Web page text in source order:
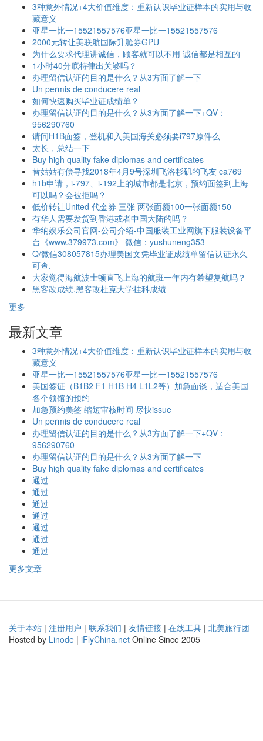
3种意外情况+4大价值维度：重新认识毕业证样本的实用与收
藏意义
亚星一比一15521557576亚星一比一15521557576
2000元转让美联航国际升舱券GPU
为什么要求代理讲诚信，顾客就可以不用 诚信都是相互的
1小时40分底特律出关够吗？
办理留信认证的目的是什么？从3方面了解一下
Un permis de conducere real
如何快速购买毕业证成绩单？
办理留信认证的目的是什么？从3方面了解一下+QV：
956290760
请问H1B面签，登机和入美国海关必须要i797原件么
太长，总结一下
Buy high quality fake diplomas and certificates
替姑姑有偿寻找2018年4月9号深圳飞洛杉矶的飞友 ca769
h1b申请，i-797、i-192上的城市都是北京，预约面签到上海
可以吗？会被拒吗？
低价转让United 代金券 三张 两张面额100一张面额150
有华人需要发货到香港或者中国大陆的吗？
华纳娱乐公司官网-公司介绍-中国服装工业网旗下服装设备平
台《www.379973.com》 微信：yushuneng353
Q/微信308057815办理美国文凭毕业证成绩单留信认证永久
可查.
大家觉得海航波士顿直飞上海的航班一年内有希望复航吗？
黑客改成绩,黑客改杜克大学挂科成绩
更多
最新文章
3种意外情况+4大价值维度：重新认识毕业证样本的实用与收
藏意义
亚星一比一15521557576亚星一比一15521557576
美国签证（B1B2 F1 H1B H4 L1L2等）加急面谈，适合美国
各个领馆的预约
加急预约美签 缩短审核时间 尽快issue
Un permis de conducere real
办理留信认证的目的是什么？从3方面了解一下+QV：
956290760
办理留信认证的目的是什么？从3方面了解一下
Buy high quality fake diplomas and certificates
通过
通过
通过
通过
通过
通过
通过
更多文章
关于本站 | 注册用户 | 联系我们 | 友情链接 | 在线工具 | 北美旅行团
Hosted by Linode | iFlyChina.net Online Since 2005